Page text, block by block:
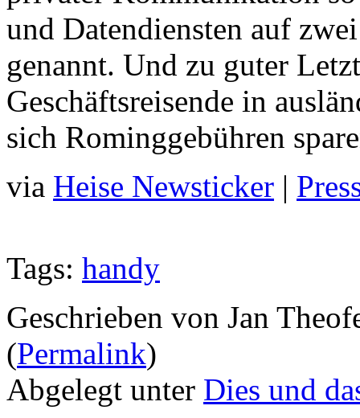
und Datendiensten auf
genannt. Und zu guter
Geschäftsreisende in
sich Rominggebühren
via Heise Newsticker |
Tags: handy
Geschrieben von Jan
(Permalink)
Abgelegt unter Dies und